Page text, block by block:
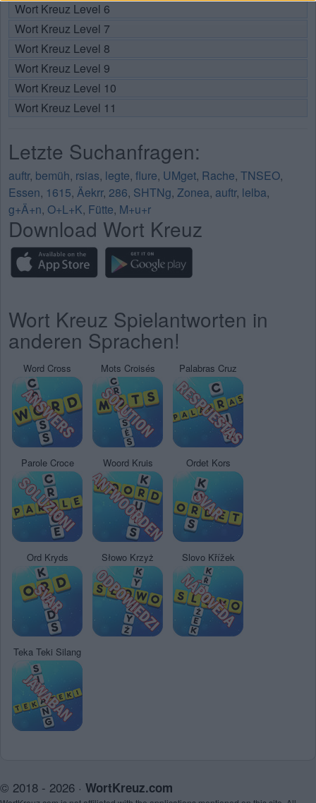
Wort Kreuz Level 6
Wort Kreuz Level 7
Wort Kreuz Level 8
Wort Kreuz Level 9
Wort Kreuz Level 10
Wort Kreuz Level 11
Letzte Suchanfragen:
auftr, bemüh, rsias, legte, flure, UMget, Rache, TNSEO,
Essen, 1615, Äekrr, 286, SHTNg, Zonea, auftr, lelba,
g+Ä+n, O+L+K, Fütte, M+u+r
Download Wort Kreuz
Wort Kreuz Spielantworten in
anderen Sprachen!
Word Cross Mots Croisés Palabras Cruz
Parole Croce Woord Kruis Ordet Kors
Ord Kryds Słowo Krzyż Slovo Křížek
Teka Teki Silang
© 2018 - 2026 · WortKreuz.com